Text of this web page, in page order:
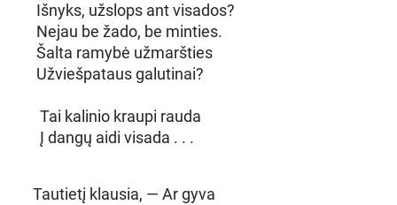
Išnyks, užslops ant visados?
Nejau be žado, be minties.
Šalta ramybė užmaršties
Užviešpataus galutinai?
Tai kalinio kraupi rauda
Į dangų aidi visada . . .
Tautietį klausia, — Ar gyva